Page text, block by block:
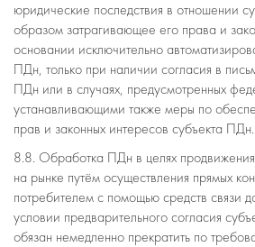
юридические последствия в отношении
образом затрагивающее его права и
основании исключительно
ПДн, только при наличии согласия в
ПДн или в случаях, предусмотренных
устанавливающими также меры по
прав и законных интересов субъекта ПДн.
8.8. Обработка ПДн в целях продвижения
на рынке путём осуществления прямых
потребителем с помощью средств связи
условии предварительного согласия
обязан немедленно прекратить по